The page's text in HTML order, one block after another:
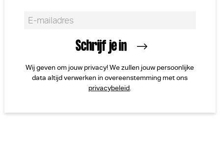
Wij geven om jouw privacy! We zullen jouw persoonlijke
data altijd verwerken in overeenstemming met ons
privacybeleid